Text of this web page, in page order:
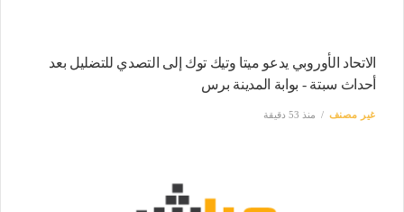
الاتحاد الأوروبي يدعو ميتا وتيك توك إلى التصدي للتضليل بعد
أحداث سبتة - بوابة المدينة برس
غير مصنف منذ 53 دقيقة